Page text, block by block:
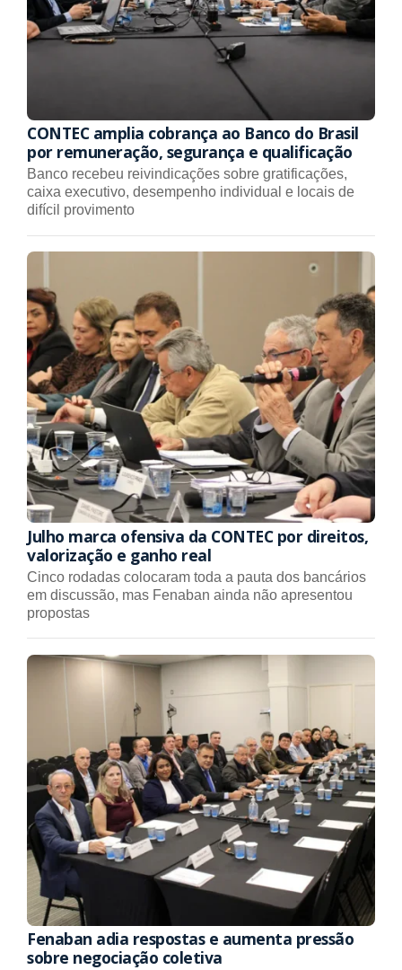
CONTEC amplia cobrança ao Banco do Brasil
por remuneração, segurança e qualificação
Banco recebeu reivindicações sobre gratificações,
caixa executivo, desempenho individual e locais de
difícil provimento
Julho marca ofensiva da CONTEC por direitos,
valorização e ganho real
Cinco rodadas colocaram toda a pauta dos bancários
em discussão, mas Fenaban ainda não apresentou
propostas
Fenaban adia respostas e aumenta pressão
sobre negociação coletiva